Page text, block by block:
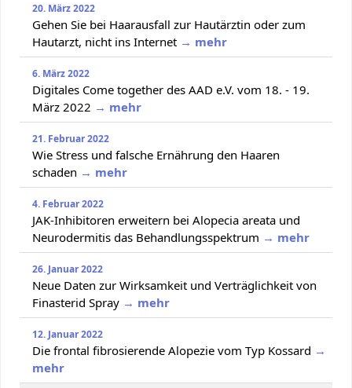
20. März 2022
Gehen Sie bei Haarausfall zur Hautärztin oder zum
Hautarzt, nicht ins Internet → mehr
6. März 2022
Digitales Come together des AAD e.V. vom 18. - 19.
März 2022 → mehr
21. Februar 2022
Wie Stress und falsche Ernährung den Haaren
schaden → mehr
4. Februar 2022
JAK-Inhibitoren erweitern bei Alopecia areata und
Neurodermitis das Behandlungsspektrum → mehr
26. Januar 2022
Neue Daten zur Wirksamkeit und Verträglichkeit von
Finasterid Spray → mehr
12. Januar 2022
Die frontal fibrosierende Alopezie vom Typ Kossard →
mehr